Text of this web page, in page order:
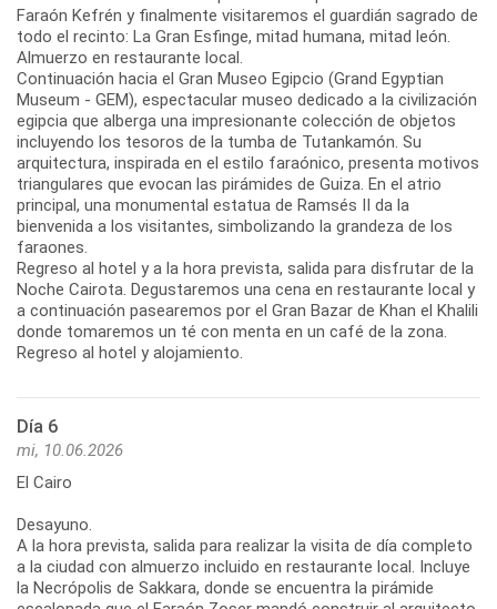
Faraón Kefrén y finalmente visitaremos el guardián sagrado de
todo el recinto: La Gran Esfinge, mitad humana, mitad león.
Almuerzo en restaurante local.
Continuación hacia el Gran Museo Egipcio (Grand Egyptian
Museum - GEM), espectacular museo dedicado a la civilización
egipcia que alberga una impresionante colección de objetos
incluyendo los tesoros de la tumba de Tutankamón. Su
arquitectura, inspirada en el estilo faraónico, presenta motivos
triangulares que evocan las pirámides de Guiza. En el atrio
principal, una monumental estatua de Ramsés II da la
bienvenida a los visitantes, simbolizando la grandeza de los
faraones.
Regreso al hotel y a la hora prevista, salida para disfrutar de la
Noche Cairota. Degustaremos una cena en restaurante local y
a continuación pasearemos por el Gran Bazar de Khan el Khalili
donde tomaremos un té con menta en un café de la zona.
Regreso al hotel y alojamiento.
Día 6
mi, 10.06.2026
El Cairo
Desayuno.
A la hora prevista, salida para realizar la visita de día completo
a la ciudad con almuerzo incluido en restaurante local. Incluye
la Necrópolis de Sakkara, donde se encuentra la pirámide